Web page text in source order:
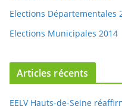
Elections Départementales
Elections Municipales 2014
Articles récents
EELV Hauts-de-Seine